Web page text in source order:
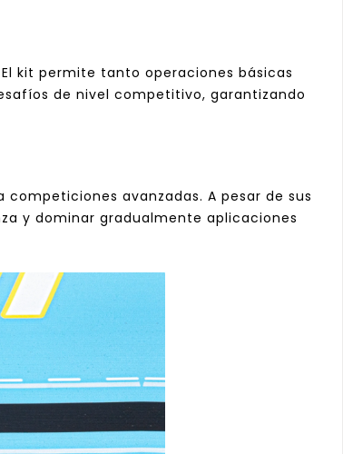
kit permite tanto operaciones básicas
de nivel competitivo, garantizando
avanzadas. A pesar de sus
y dominar gradualmente aplicaciones